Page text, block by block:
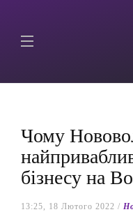
Чому
бізнесу на
13:25, 18 Лютого 2022 /